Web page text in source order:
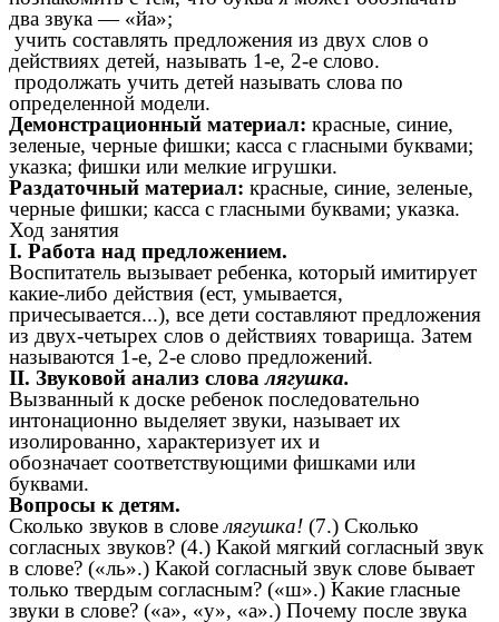
два звука — «йа»;
учить составлять предложения из двух слов о
действиях детей, называть 1-е, 2-е слово.
продолжать учить детей называть слова по
определенной модели.
Демонстрационный материал: красные, синие,
зеленые, черные фишки; касса с гласными буквами;
указка; фишки или мелкие игрушки.
Раздаточный материал: красные, синие, зеленые,
черные фишки; касса с гласными буквами; указка.
Ход занятия
I. Работа над предложением.
Воспитатель вызывает ребенка, который имитирует
какие-либо действия (ест, умывается,
причесывается...), все дети составляют предложения
из двух-четырех слов о действиях товарища. Затем
называются 1-е, 2-е слово предложений.
II. Звуковой анализ словалягушка.
Вызванный к доске ребенок последовательно
интонационно выделяет звуки, называет их
изолированно, характеризует их и
обозначает соответствующими фишками или
буквами.
Вопросы к детям.
Сколько звуков в словелягушка! (7.) Сколько
согласных звуков? (4.) Какой мягкий согласный звук
в слове? («ль».) Какой согласный звук слове бывает
только твердым согласным? («ш».) Какие гласные
звуки в слове? («а», «у», «а».) Почему после звука